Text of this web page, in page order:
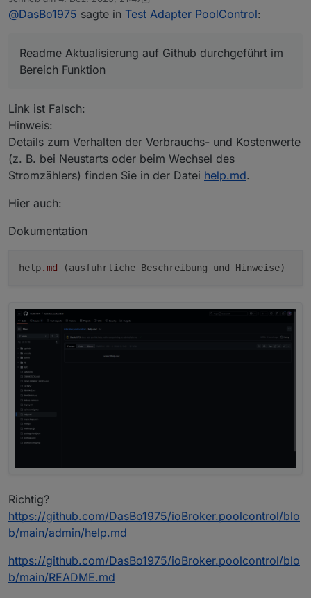
zuletzt editiert von sigi234 12. Apr. 2025, 22:54
@DasBo1975 sagte in Test Adapter PoolControl:
Readme Aktualisierung auf Github durchgeführt im
Bereich Funktion
Link ist Falsch:
Hinweis:
Details zum Verhalten der Verbrauchs- und Kostenwerte
(z. B. bei Neustarts oder beim Wechsel des
Stromzählers) finden Sie in der Datei help.md.
Hier auch:
Dokumentation
help.md
Richtig?
https://github.com/DasBo1975/ioBroker.poolcontrol/blo
b/main/admin/help.md
https://github.com/DasBo1975/ioBroker.poolcontrol/blo
b/main/README.md